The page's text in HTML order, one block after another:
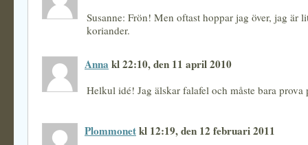
Susanne: Frön! Men oftast hoppar jag över, jag är
koriander.
Anna kl 22:10, den 11 april 2010
Helkul idé! Jag älskar falafel och måste bara prova
Plommonetkl 12:19, den 12 februari 2011